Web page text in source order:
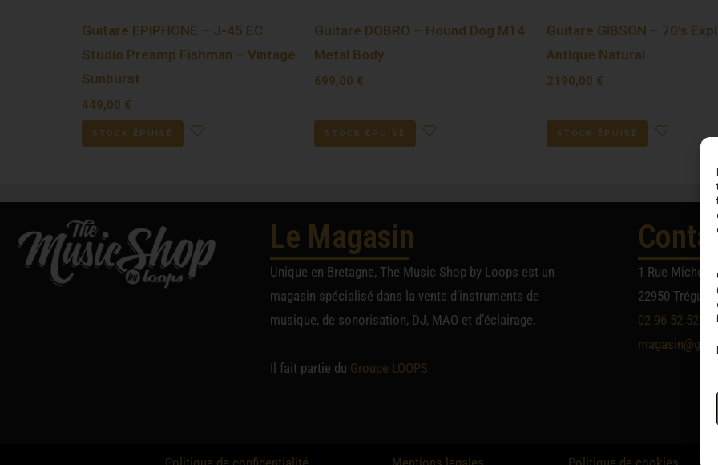
Guitare EPIPHONE – J-45 EC
Studio Preamp Fishman – Vintage
Sunburst
449,00 €
STOCK ÉPUISÉ
Guitare DOBRO – Hound Dog M14
Metal Body
699,00 €
STOCK ÉPUISÉ
Guitare GIBSON – 70’s
Antique Natural
2190,00 €
STOCK ÉPUISÉ
Le Magasin
Unique en Bretagne, The Music Shop by Loops est un
magasin spécialisé dans la vente d’instruments de
musique, de sonorisation, DJ, MAO et d’éclairage.
Il fait partie du Groupe LOOPS
1 Rue Michel
22950
02 96 52 52 52